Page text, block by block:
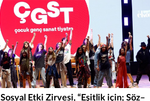
Sosyal Etki Zirvesi, “Eşitlik için; Söz–